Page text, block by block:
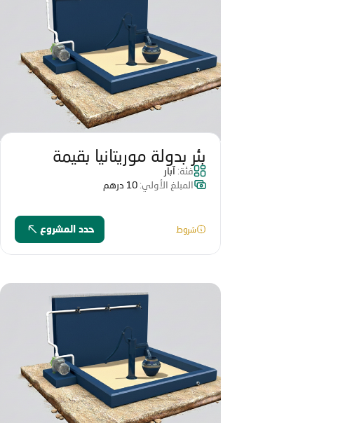
بئر بدولة موريتانيا بقيمة
17560 درهم
فئة: آبار
المبلغ الأولي: 10 درهم
شروط حدد المشروع